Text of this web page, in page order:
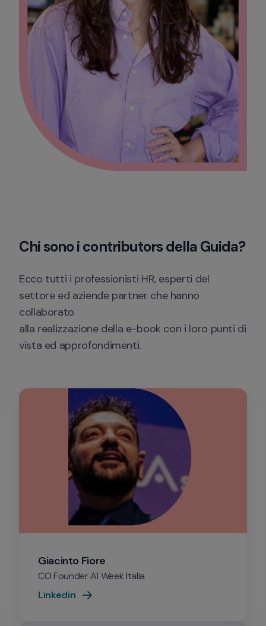
Chi sono i contributors della Guida?
Ecco tutti i professionisti HR, esperti del
settore ed aziende partner che hanno
collaborato
alla realizzazione della e-book con i loro punti di
vista ed approfondimenti.
Giacinto Fiore
CO Founder AI Week Italia
Linkedin